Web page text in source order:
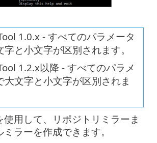
1.0.x - すべてのパラメータ
字と小文字が区別されます。
1.2.x以降 - すべてのパラメ
大文字と小文字が区別されま
用して、リポジトリミラーま
ラーを作成できます。